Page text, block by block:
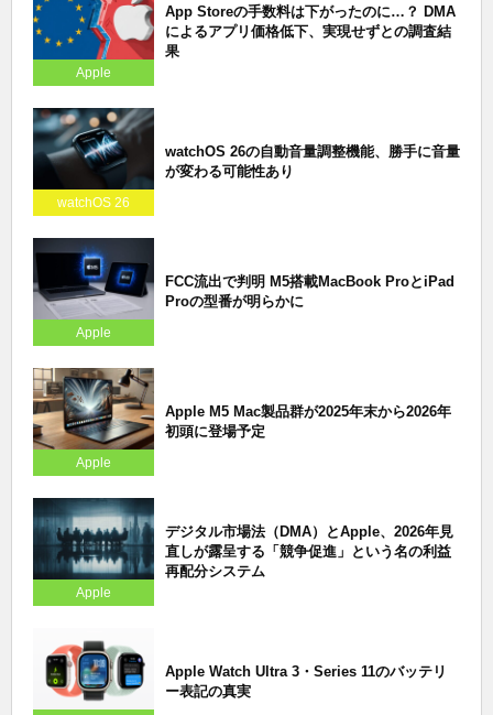
Apple
App Storeの手数料は下がったのに…？ DMA
によるアプリ価格低下、実現せずとの調査結
果
watchOS 26
watchOS 26の自動音量調整機能、勝手に音量
が変わる可能性あり
Apple
FCC流出で判明 M5搭載MacBook ProとiPad
Proの型番が明らかに
Apple
Apple M5 Mac製品群が2025年末から2026年
初頭に登場予定
Apple
デジタル市場法（DMA）とApple、2026年見
直しが露呈する「競争促進」という名の利益
再配分システム
Apple Watch Ultra 3・Series 11のバッテリ
ー表記の真実